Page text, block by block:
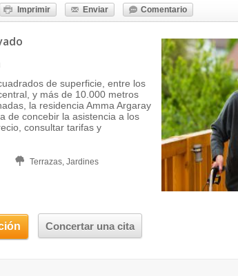
Imprimir Enviar Comentario
de superficie, entre los
y más de 10.000 metros
la residencia Amma Argaray
de concebir la asistencia a los
consultar tarifas y
Terrazas, Jardines
Concertar una cita